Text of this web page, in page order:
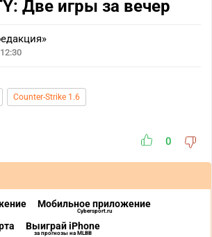
Две игры за вечер
Counter-Strike 1.6
0
Мобильное приложение
Cybersport.ru
Выиграй iPhone
за прогнозы на MLBB